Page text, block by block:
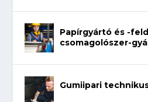
Papírgyártó és -
csomagolószer-
Gumiipari